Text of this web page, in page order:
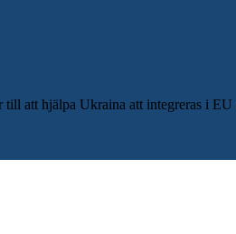
att hjälpa Ukraina att integreras i